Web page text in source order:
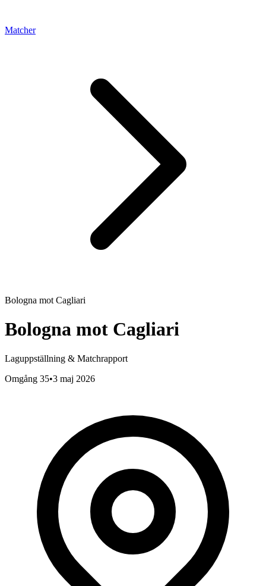
Matcher
Bologna mot Cagliari
Bologna mot Cagliari
Laguppställning & Matchrapport
Omgång 35•3 maj 2026